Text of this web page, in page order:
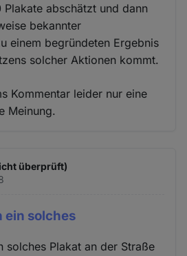
Plakate abschätzt und dann
bekannter
einem begründeten Ergebnis
solcher Aktionen kommt.
Kommentar leider nur eine
Meinung.
überprüft)
ein solches
solches Plakat an der Straße